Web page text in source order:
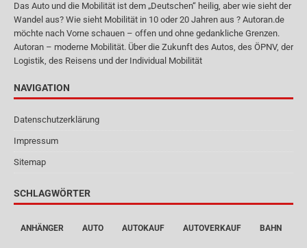
Das Auto und die Mobilität ist dem „Deutschen“ heilig, aber wie sieht der
Wandel aus? Wie sieht Mobilität in 10 oder 20 Jahren aus ? Autoran.de
möchte nach Vorne schauen – offen und ohne gedankliche Grenzen.
Autoran – moderne Mobilität. Über die Zukunft des Autos, des ÖPNV, der
Logistik, des Reisens und der Individual Mobilität
NAVIGATION
Datenschutzerklärung
Impressum
Sitemap
SCHLAGWÖRTER
ANHÄNGER AUTO AUTOKAUF AUTOVERKAUF BAHN